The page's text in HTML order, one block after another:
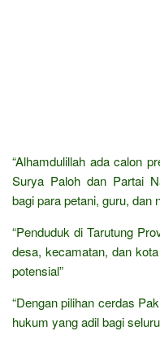
“Alhamdulillah ada calon
Surya Paloh dan Partai
bagi para petani, guru, dan
“Penduduk di Tarutung
desa, kecamatan, dan
potensial”
“Dengan pilihan cerdas
hukum yang adil bagi